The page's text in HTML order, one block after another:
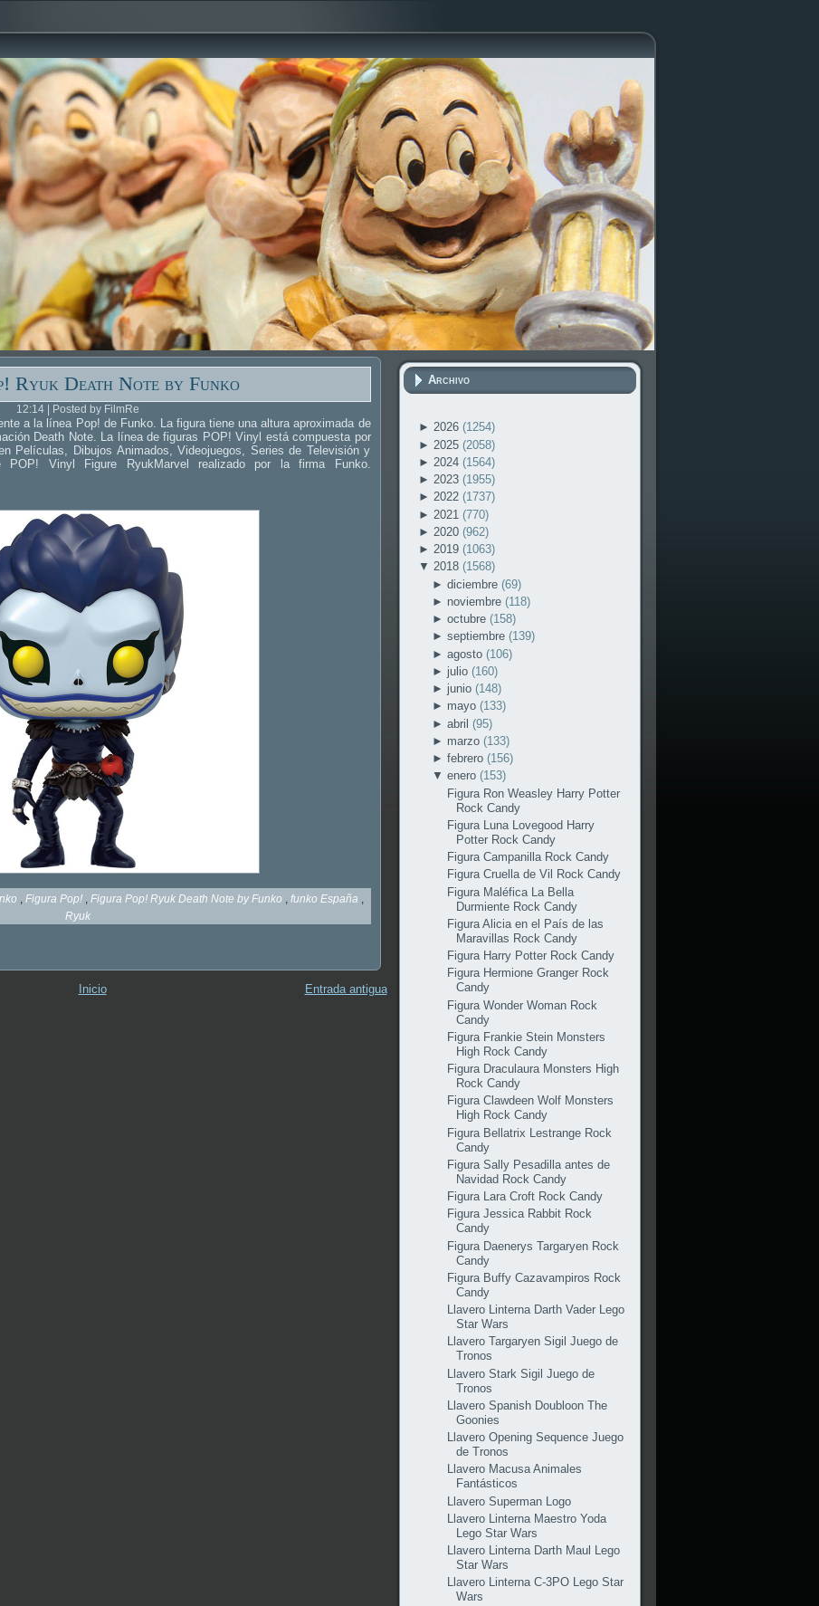
Ryuk Death Note by Funko
12:14 | Posted by FilmRe
a la línea Pop! de Funko. La figura tiene una altura aproximada de
Death Note. La línea de figuras POP! Vinyl está compuesta por
Películas, Dibujos Animados, Videojuegos, Series de Televisión y
POP! Vinyl Figure RyukMarvel realizado por la firma Funko.
, Figura Pop! , Figura Pop! Ryuk Death Note by Funko , funko España ,
Ryuk
Entrada antigua
Inicio
Archivo
► 2026 (1254)
► 2025 (2058)
► 2024 (1564)
► 2023 (1955)
► 2022 (1737)
► 2021 (770)
► 2020 (962)
► 2019 (1063)
▼ 2018 (1568)
►diciembre(69)
► noviembre(118)
►octubre(158)
►septiembre(139)
►agosto(106)
► julio(160)
► junio(148)
► mayo(133)
►abril(95)
► marzo(133)
►febrero(156)
▼enero(153)
Figura Ron Weasley Harry Potter
Rock Candy
Figura Luna Lovegood Harry
Potter Rock Candy
Figura Campanilla Rock Candy
Figura Cruella de Vil Rock Candy
Figura Maléfica La Bella
Durmiente Rock Candy
Figura Alicia en el País de las
Maravillas Rock Candy
Figura Harry Potter Rock Candy
Figura Hermione Granger Rock
Candy
Figura Wonder Woman Rock
Candy
Figura Frankie Stein Monsters
High Rock Candy
Figura Draculaura Monsters High
Rock Candy
Figura Clawdeen Wolf Monsters
High Rock Candy
Figura Bellatrix Lestrange Rock
Candy
Figura Sally Pesadilla antes de
Navidad Rock Candy
Figura Lara Croft Rock Candy
Figura Jessica Rabbit Rock
Candy
Figura Daenerys Targaryen Rock
Candy
Figura Buffy Cazavampiros Rock
Candy
Llavero Linterna Darth Vader Lego
Star Wars
Llavero Targaryen Sigil Juego de
Tronos
Llavero Stark Sigil Juego de
Tronos
Llavero Spanish Doubloon The
Goonies
Llavero Opening Sequence Juego
de Tronos
Llavero Macusa Animales
Fantásticos
Llavero Superman Logo
Llavero Linterna Maestro Yoda
Lego Star Wars
Llavero Linterna Darth Maul Lego
Star Wars
Llavero Linterna C-3PO Lego Star
Wars